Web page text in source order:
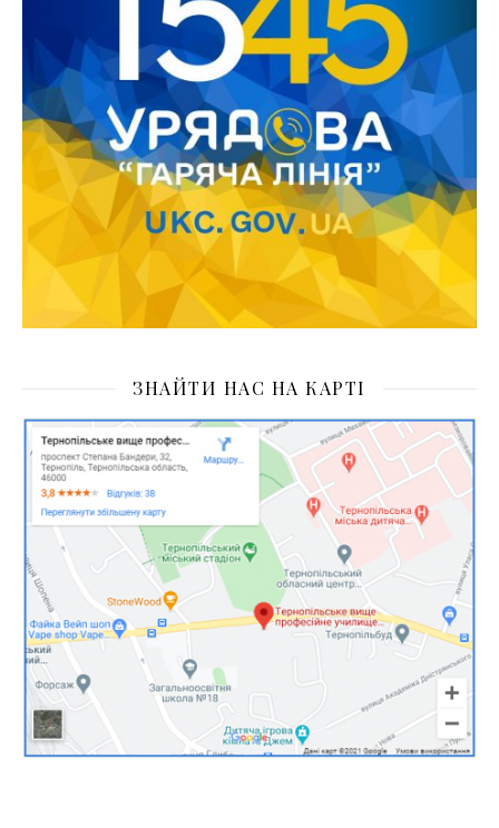
ЗНАЙТИ НАС НА КАРТІ